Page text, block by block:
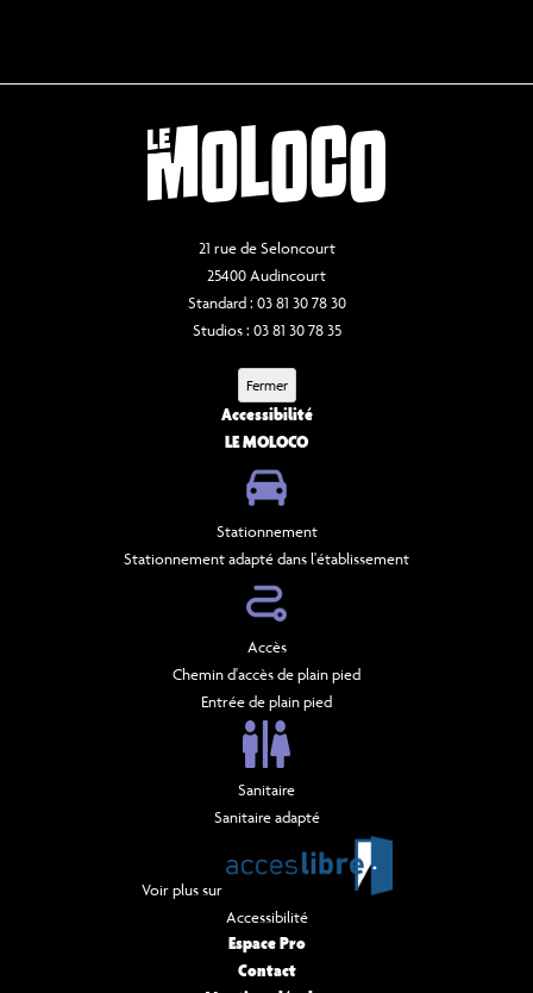
21 rue de Seloncourt
25400 Audincourt
Standard : 03 81 30 78 30
Studios : 03 81 30 78 35
Fermer
Accessibilité
LE MOLOCO
Stationnement
Stationnement adapté dans l'établissement
Accès
Chemin d'accès de plain pied
Entrée de plain pied
Sanitaire
Sanitaire adapté
Voir plus sur
Accessibilité
Espace Pro
Contact